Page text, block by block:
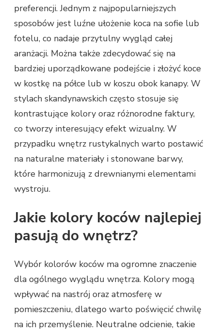
preferencji. Jednym z najpopularniejszych
sposobów jest luźne ułożenie koca na sofie lub
fotelu, co nadaje przytulny wygląd całej
aranżacji. Można także zdecydować się na
bardziej uporządkowane podejście i złożyć koce
w kostkę na półce lub w koszu obok kanapy. W
stylach skandynawskich często stosuje się
kontrastujące kolory oraz różnorodne faktury,
co tworzy interesujący efekt wizualny. W
przypadku wnętrz rustykalnych warto postawić
na naturalne materiały i stonowane barwy,
które harmonizują z drewnianymi elementami
wystroju.
Jakie kolory koców najlepiej
pasują do wnętrz?
Wybór kolorów koców ma ogromne znaczenie
dla ogólnego wyglądu wnętrza. Kolory mogą
wpływać na nastrój oraz atmosferę w
pomieszczeniu, dlatego warto poświęcić chwilę
na ich przemyślenie. Neutralne odcienie, takie